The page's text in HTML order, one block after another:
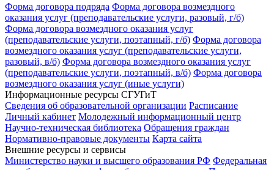
Форма договора подряда Форма договора возмездного
оказания услуг (преподавательские услуги, разовый, г/б)
Форма договора возмездного оказания услуг
(преподавательские услуги, поэтапный, г/б) Форма договора
возмездного оказания услуг (преподавательские услуги,
разовый, в/б) Форма договора возмездного оказания услуг
(преподавательские услуги, поэтапный, в/б) Форма договора
возмездного оказания услуг (иные услуги)
Информационные ресурсы СГУГиТ
Сведения об образовательной организации Расписание
Личный кабинет Молодежный информационный центр
Научно-техническая библиотека Обращения граждан
Нормативно-правовые документы Карта сайта
Внешние ресурсы и сервисы
Министерство науки и высшего образования РФ Федеральная